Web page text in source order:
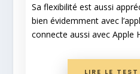
Sa flexibilité est aussi
bien évidemment avec
connecte aussi avec Apple
LIRE LE